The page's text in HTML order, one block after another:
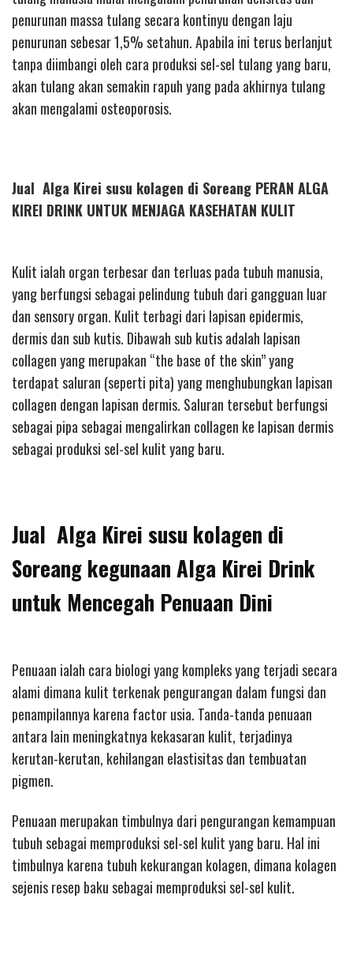
penurunan massa tulang secara kontinyu dengan laju
penurunan sebesar 1,5% setahun. Apabila ini terus berlanjut
tanpa diimbangi oleh cara produksi sel-sel tulang yang baru,
akan tulang akan semakin rapuh yang pada akhirnya tulang
akan mengalami osteoporosis.
Jual Alga Kirei susu kolagen di Soreang PERAN ALGA
KIREI DRINK UNTUK MENJAGA KASEHATAN KULIT
Kulit ialah organ terbesar dan terluas pada tubuh manusia,
yang berfungsi sebagai pelindung tubuh dari gangguan luar
dan sensory organ. Kulit terbagi dari lapisan epidermis,
dermis dan sub kutis. Dibawah sub kutis adalah lapisan
collagen yang merupakan “the base of the skin” yang
terdapat saluran (seperti pita) yang menghubungkan lapisan
collagen dengan lapisan dermis. Saluran tersebut berfungsi
sebagai pipa sebagai mengalirkan collagen ke lapisan dermis
sebagai produksi sel-sel kulit yang baru.
Jual Alga Kirei susu kolagen di
Soreang kegunaan Alga Kirei Drink
untuk Mencegah Penuaan Dini
Penuaan ialah cara biologi yang kompleks yang terjadi secara
alami dimana kulit terkenak pengurangan dalam fungsi dan
penampilannya karena factor usia. Tanda-tanda penuaan
antara lain meningkatnya kekasaran kulit, terjadinya
kerutan-kerutan, kehilangan elastisitas dan tembuatan
pigmen.
Penuaan merupakan timbulnya dari pengurangan kemampuan
tubuh sebagai memproduksi sel-sel kulit yang baru. Hal ini
timbulnya karena tubuh kekurangan kolagen, dimana kolagen
sejenis resep baku sebagai memproduksi sel-sel kulit.